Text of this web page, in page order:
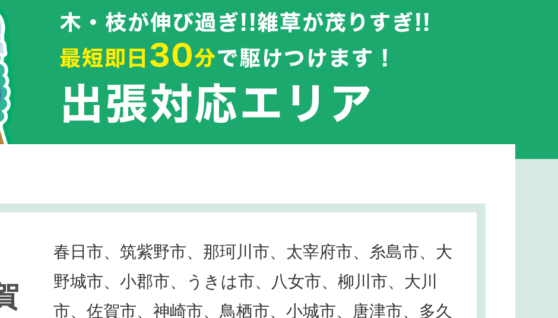
春日市、筑紫野市、那珂川市、太宰府市、糸島市、大
野城市、小郡市、うきは市、八女市、柳川市、大川
市、佐賀市、神崎市、鳥栖市、小城市、唐津市、多久